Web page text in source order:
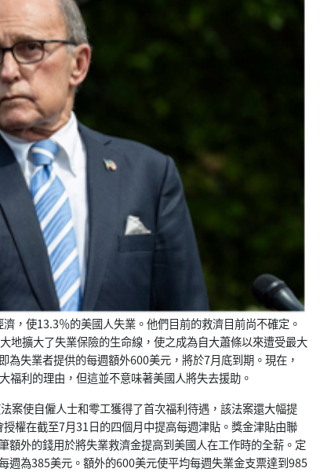
，使13.3％的美國人失業。他們目前的救濟目前尚不確定。
地擴大了失業保險的生命線，使之成為自大蕭條以來遭受最大
失業者提供的每週額外600美元，將於7月底到期。現在，
福利的理由，但這並不意味著美國人將失去援助。
案使自僱人士和零工獲得了首次福利待遇，該法案還大幅提
權在截至7月31日的四個月中提高每週津貼。獎金津貼由聯
額外的錢用於將失業救濟金提高到美國人在工作時的全薪。定
週為385美元。額外的600美元使平均每週失業金支票達到985